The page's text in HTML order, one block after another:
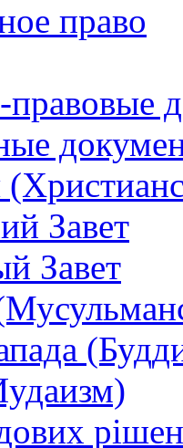
право
правовые
Завет
Завет